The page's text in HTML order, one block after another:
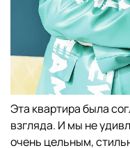
Эта квартира была
взгляда. И мы не
очень цельным,